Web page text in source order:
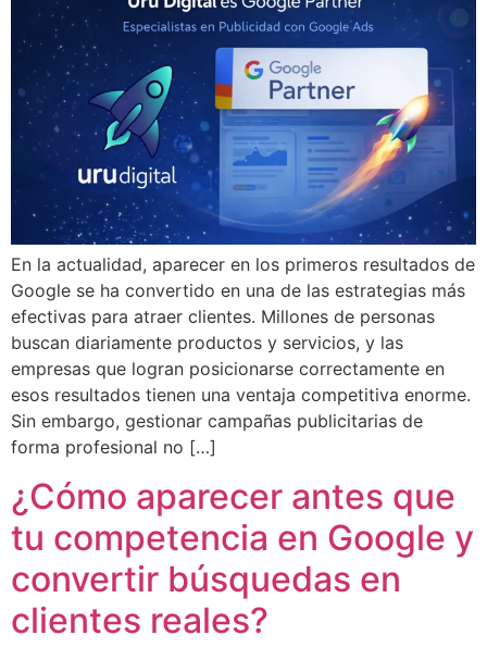
En la actualidad, aparecer en los primeros resultados de
Google se ha convertido en una de las estrategias más
efectivas para atraer clientes. Millones de personas
buscan diariamente productos y servicios, y las
empresas que logran posicionarse correctamente en
esos resultados tienen una ventaja competitiva enorme.
Sin embargo, gestionar campañas publicitarias de
forma profesional no […]
¿Cómo aparecer antes que
tu competencia en Google y
convertir búsquedas en
clientes reales?